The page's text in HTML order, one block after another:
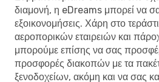
διαμονή, η eDreams μπορεί να
εξοικονομήσεις. Χάρη στο
αεροπορικών εταιρειών και
μπορούμε επίσης να σας
προσφορές διακοπών με τα
ξενοδοχείων, ακόμη και να σας